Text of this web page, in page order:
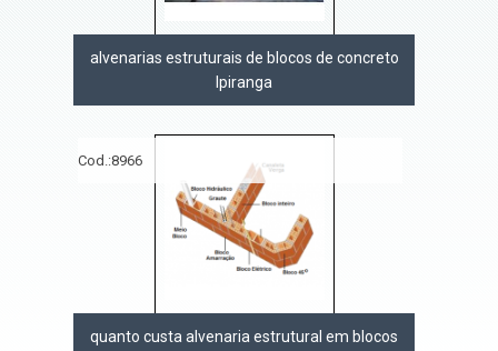
alvenarias estruturais de blocos de concreto
Ipiranga
Cod.:8966
quanto custa alvenaria estrutural em blocos